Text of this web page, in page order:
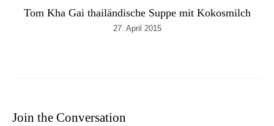
Tom Kha Gai thailändische Suppe mit Kokosmilch
27. April 2015
Join the Conversation